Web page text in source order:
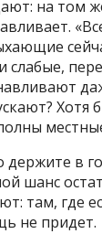
на том
слабые,
Хотя
держите в
шанс
там, где
не придет.